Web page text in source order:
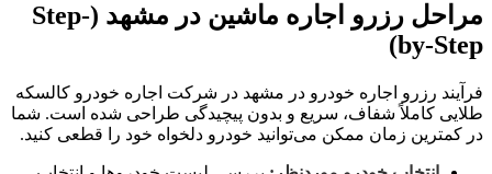
مراحل رزرو اجاره ماشین در مشهد (Step-
by-Step)
فرآیند رزرو اجاره خودرو در مشهد در شرکت اجاره خودرو کالسکه
طلایی کاملاً شفاف، سریع و بدون پیچیدگی طراحی شده است. شما
در کمترین زمان ممکن می‌توانید خودرو دلخواه خود را قطعی کنید.